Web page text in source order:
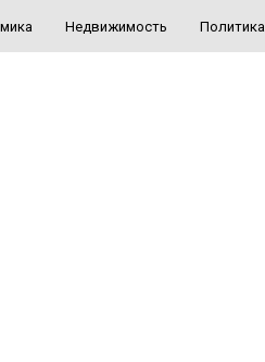
Недвижимость Политика